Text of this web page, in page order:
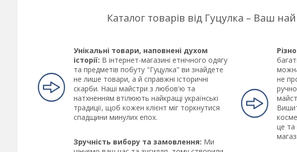
Каталог товарів від Гуцулка – Ваш
Унікальні товари, наповнені духом
історії: В інтернет-магазині етнічного одягу
та предметів побуту "Гуцулка" ви знайдете
не лише товари, а й справжні історичні
скарби. Наші майстри з любов'ю та
натхненням втілюють найкращі українські
традиції, щоб кожен клієнт міг торкнутися
спадщини минулих епох.
Зручність вибору та замовлення: Ми
не
це та